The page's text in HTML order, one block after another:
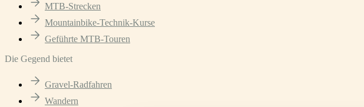
MTB-Strecken
Mountainbike-Technik-Kurse
Geführte MTB-Touren
Die Gegend bietet
Gravel-Radfahren
Wandern